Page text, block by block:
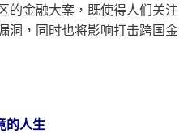
的金融大案，既使得人们关注
洞，同时也将影响打击跨国金
的人生